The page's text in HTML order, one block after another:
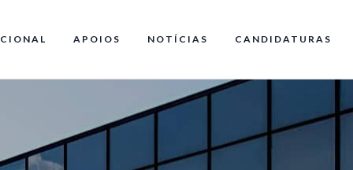
APOIOS NOTÍCIAS CANDIDATURAS